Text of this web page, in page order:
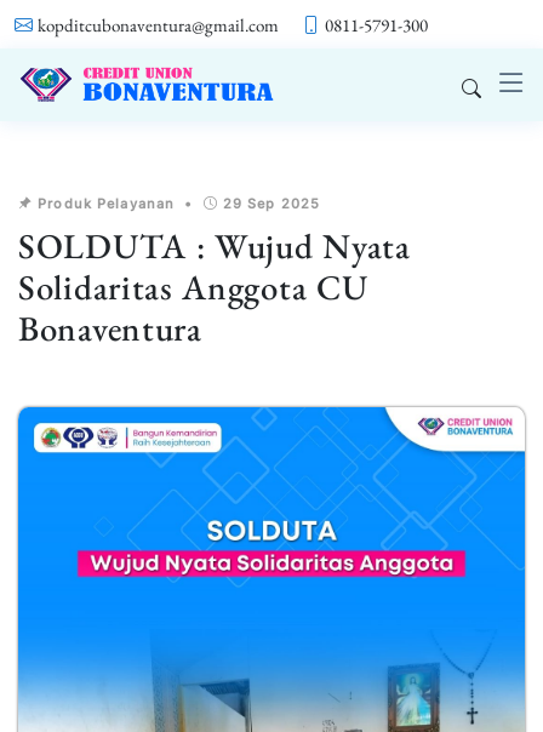
kopditcubonaventura@gmail.com 0811-5791-300
Produk Pelayanan • 29 Sep 2025
SOLDUTA : Wujud Nyata
Solidaritas Anggota CU
Bonaventura